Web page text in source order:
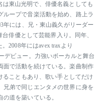
は東山光明で、俳優名義としても
ープで音楽活動を始め、路上ラ
年には、兄・東山義久がリーダー
俳優として芸能界入り。同年、
2008年にはavex traxより
デビュー。力強いボーカルと舞台
面で活動を続けている。楽曲制作
こともあり、歌い手としてだけ
弟で同じエンタメの世界に身を
道を築いている。